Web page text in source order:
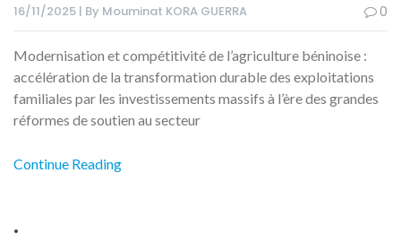
16/11/2025 | By Mouminat KORA GUERRA 0
Modernisation et compétitivité de l’agriculture béninoise :
accélération de la transformation durable des exploitations
familiales par les investissements massifs à l’ère des grandes
réformes de soutien au secteur
Continue Reading
.